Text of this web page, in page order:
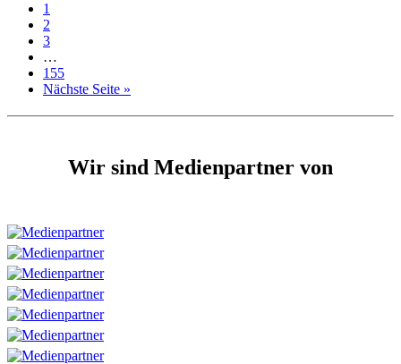
1
2
3
…
155
Nächste Seite »
Wir sind Medienpartner von